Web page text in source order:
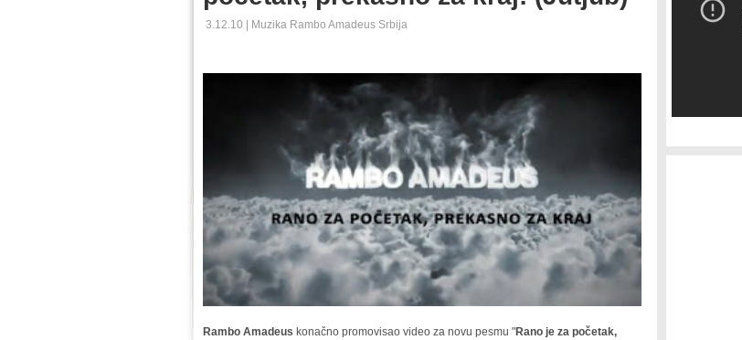
3.12.10 | Muzika Rambo Amadeus Srbija
Rambo Amadeus konačno promovisao video za novu pesmu "Rano je za početak,